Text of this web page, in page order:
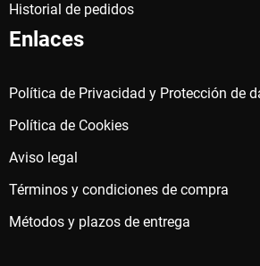
Historial de pedidos
Enlaces
Política de Privacidad y Protección de
Política de Cookies
Aviso legal
Términos y condiciones de compra
Métodos y plazos de entrega